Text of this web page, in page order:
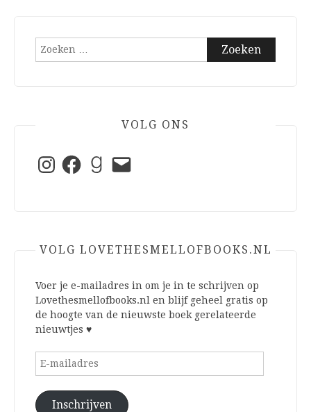
Zoeken
VOLG ONS
InstagramFacebookGoodreads
E-
mail
VOLG LOVETHESMELLOFBOOKS.NL
Voer je e-mailadres in om je in te schrijven op
Lovethesmellofbooks.nl en blijf geheel gratis op
de hoogte van de nieuwste boek gerelateerde
nieuwtjes ♥
E-
Inschrijven